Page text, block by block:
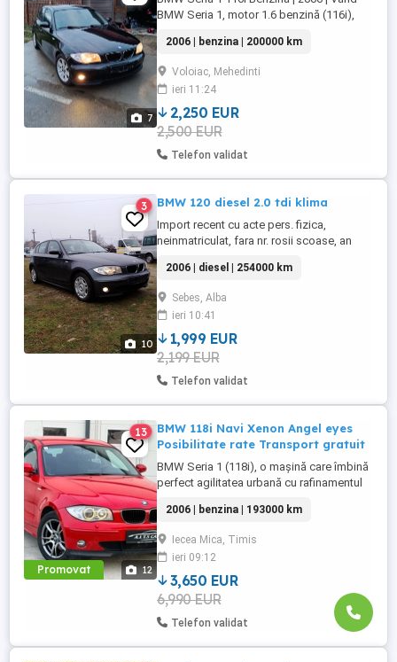
7
BMW Seria 1, motor 1.6 benzină (116i),
foarte bună. Mașina este recent adusă din
Germania, fără probleme ascunse. Detalii
principale: Motor: 1.6 benzină, fiabil și
economic An fabricație: 2006 Cutie
manuală Senzori ...
2006 | benzina | 200000 km
Voloiac, Mehedinti
ieri 11:24
2,250 EUR
2,500 EUR
Telefon validat
10
3 BMW 120 diesel 2.0 tdi klima
Import recent cu acte pers. fizica,
neinmatriculat, fara nr. rosii scoase, an
foarte buna, klima, ABS, ESP, SRS,
airbaguri, electric, central, doua chei,
proiectoare, set de roti aliaj cu anvelope
M+S, etc...pret 2000 euro sau 2100 euro
cu jante aluminiu !!! ...
2006 | diesel | 254000 km
Sebes, Alba
ieri 10:41
1,999 EUR
2,199 EUR
Telefon validat
Promovat 12
13
BMW 118i Navi Xenon Angel eyes
Posibilitate rate Transport gratuit
BMW Seria 1 (118i), o mașină care îmbină
perfect agilitatea urbană cu rafinamentul
stare estetică excelentă, cu o culoare
roșie vibrantă și un interior foarte bine
întreținut. -Detalii Tehnice: -Model: BMW
118i -An fabricație: 2006 -Kilometraj:
193.000 km -Motorizare: ...
2006 | benzina | 193000 km
Iecea Mica, Timis
ieri 09:12
3,650 EUR
6,990 EUR
Telefon validat